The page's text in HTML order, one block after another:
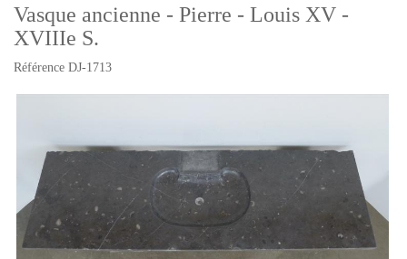
Vasque ancienne - Pierre - Louis XV -
XVIIIe S.
Référence DJ-1713